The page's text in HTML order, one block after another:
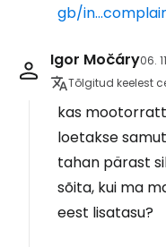
gb/
Igor Močáry06.
Tõlgitud keelest
kas
loetakse
tahan pärast
sõita, kui ma
eest lisatasu?